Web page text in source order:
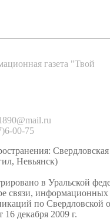
газета "Твой
00-75
Свердловская
Невьянск)
в Уральской
связи,
по Свердловской
декабря 2009 г.